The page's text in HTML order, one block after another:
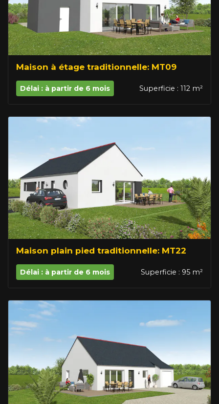
Maison à étage traditionnelle: MT09
Délai : à partir de 6 mois Superficie : 112 m²
Maison plain pied traditionnelle: MT22
Délai : à partir de 6 mois Superficie : 95 m²